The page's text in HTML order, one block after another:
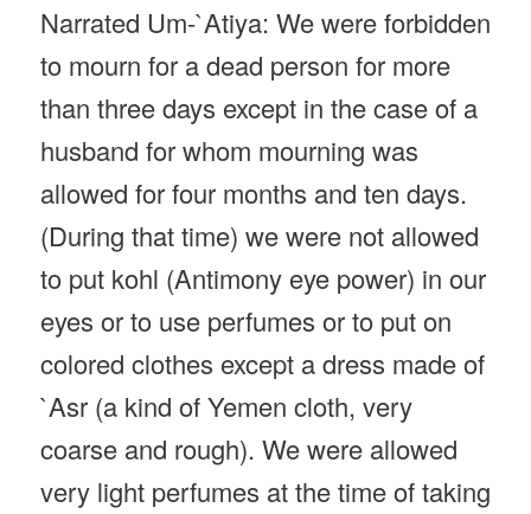
Narrated Um-`Atiya: We were forbidden
to mourn for a dead person for more
than three days except in the case of a
husband for whom mourning was
allowed for four months and ten days.
(During that time) we were not allowed
to put kohl (Antimony eye power) in our
eyes or to use perfumes or to put on
colored clothes except a dress made of
`Asr (a kind of Yemen cloth, very
coarse and rough). We were allowed
very light perfumes at the time of taking